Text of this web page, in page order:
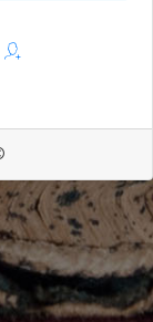
© 2026